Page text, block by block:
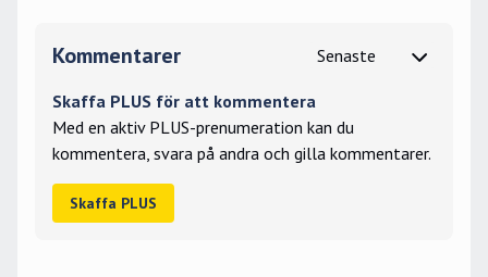
Kommentarer
Skaffa PLUS för att kommentera
Med en aktiv PLUS-prenumeration kan du
kommentera, svara på andra och gilla kommentarer.
Skaffa PLUS